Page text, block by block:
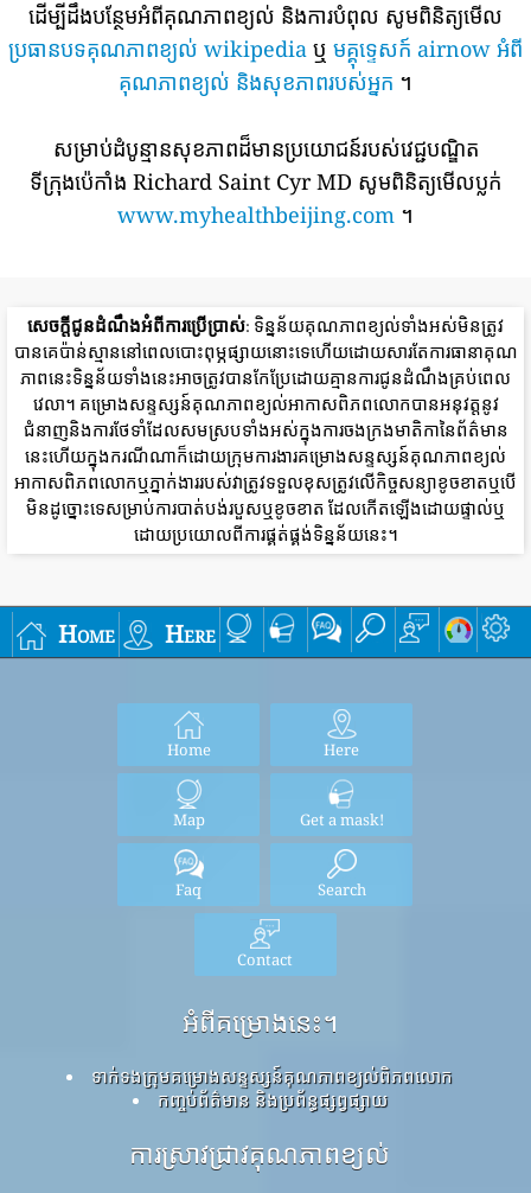
ដើម្បីដឹងបន្ថែមអំពីគុណភាពខ្យល់ និងការបំពុល សូមពិនិត្យមើល
ប្រធានបទគុណភាពខ្យល់ wikipedia ឬ មគ្គុទ្ទេសក៍ airnow អំពី
គុណភាពខ្យល់ និងសុខភាពរបស់អ្នក ។
សម្រាប់ដំបូន្មានសុខភាពដ៏មានប្រយោជន៍របស់វេជ្ជបណ្ឌិត
ទីក្រុងប៉េកាំង Richard Saint Cyr MD សូមពិនិត្យមើលប្លក់
www.myhealthbeijing.com ។
សេចក្តីជូនដំណឹងអំពីការប្រើប្រាស់: ទិន្នន័យគុណភាពខ្យល់ទាំងអស់មិនត្រូវ
បានគេប៉ាន់ស្មាននៅពេលបោះពុម្ភផ្សាយនោះទេហើយដោយសារតែការធានាគុណ
ភាពនេះទិន្នន័យទាំងនេះអាចត្រូវបានកែប្រែដោយគ្មានការជូនដំណឹងគ្រប់ពេល
វេលា។ គម្រោងសន្ទស្សន៍គុណភាពខ្យល់អាកាសពិភពលោកបានអនុវត្តនូវ
ជំនាញនិងការថែទាំដែលសមស្របទាំងអស់ក្នុងការចងក្រងមាតិកានៃព័ត៌មាន
នេះហើយក្នុងករណីណាក៏ដោយក្រុមការងារគម្រោងសន្ទស្សន៍គុណភាពខ្យល់
អាកាសពិភពលោកឬភ្នាក់ងាររបស់វាត្រូវទទួលខុសត្រូវលើកិច្ចសន្យាខូចខាតឬបើ
មិនដូច្នោះទេសម្រាប់ការបាត់បង់របួសឬខូចខាត ដែលកើតឡើងដោយផ្ទាល់ឬ
ដោយប្រយោលពីការផ្គត់ផ្គង់ទិន្នន័យនេះ។
Home Here
Home Here
Map Get a mask!
Faq Search
Contact
អំពីគម្រោងនេះ។
ទាក់ទងក្រុមគម្រោងសន្ទស្សន៍គុណភាពខ្យល់ពិភពលោក
កញ្ចប់ព័ត៌មាន និងប្រព័ន្ធផ្សព្វផ្សាយ
ការស្រាវជ្រាវគុណភាពខ្យល់